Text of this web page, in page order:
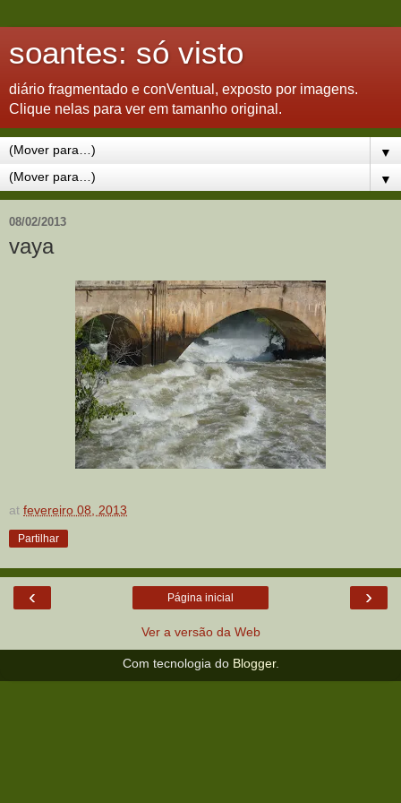
soantes: só visto
diário fragmentado e conVentual, exposto por imagens.
Clique nelas para ver em tamanho original.
▼
▼
08/02/2013
vaya
at fevereiro 08, 2013
Partilhar
‹ ›
Página inicial
Ver a versão da Web
Com tecnologia do Blogger.